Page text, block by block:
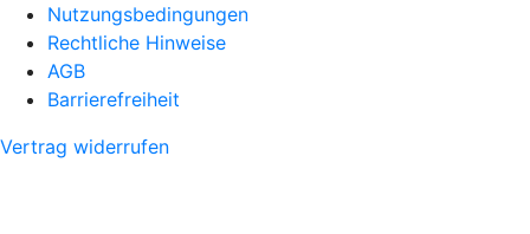
Nutzungsbedingungen
Rechtliche Hinweise
AGB
Barrierefreiheit
Vertrag widerrufen